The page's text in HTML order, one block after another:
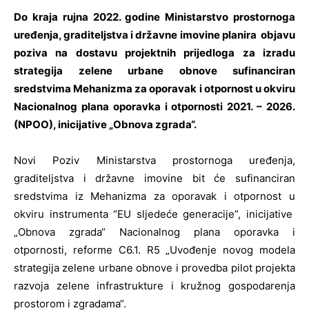
Do kraja rujna 2022. godine Ministarstvo prostornoga
uređenja, graditeljstva i državne imovine planira objavu
poziva na dostavu projektnih prijedloga za izradu
strategija zelene urbane obnove sufinanciran
sredstvima Mehanizma za oporavak i otpornost u okviru
Nacionalnog plana oporavka i otpornosti 2021. – 2026.
(NPOO), inicijative „Obnova zgrada“.
Novi Poziv Ministarstva prostornoga uređenja,
graditeljstva i državne imovine bit će sufinanciran
sredstvima iz Mehanizma za oporavak i otpornost u
okviru instrumenta “EU sljedeće generacije”, inicijative
„Obnova zgrada“ Nacionalnog plana oporavka i
otpornosti, reforme C6.1. R5 „Uvođenje novog modela
strategija zelene urbane obnove i provedba pilot projekta
razvoja zelene infrastrukture i kružnog gospodarenja
prostorom i zgradama“.